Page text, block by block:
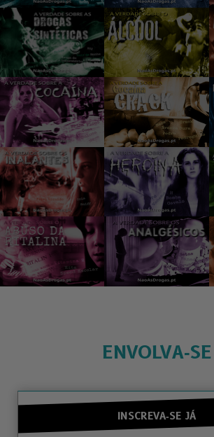
ENVOLVA‑SE
INSCREVA‑SE JÁ